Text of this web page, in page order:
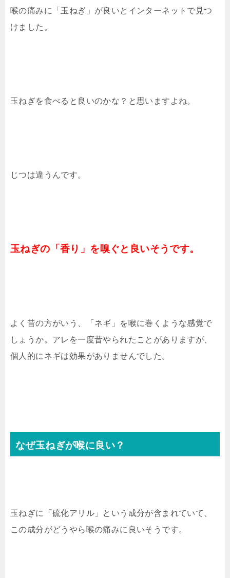
喉の痛みに「玉ねぎ」が良いとインターネットで見つ
けました。
玉ねぎを食べると良いのかな？と思いますよね。
じつは違うんです。
玉ねぎの「香り」を嗅ぐと良いそうです。
よく昔の方がいう、「ネギ」を喉に巻くような感覚で
しょうか。アレを一度昔やられたことがありますが、
個人的にネギは効果がありませんでした。
なぜ玉ねぎが喉に良い？
玉ねぎに「硫化アリル」という成分が含まれていて、
この成分がどうやら喉の痛みに良いそうです。